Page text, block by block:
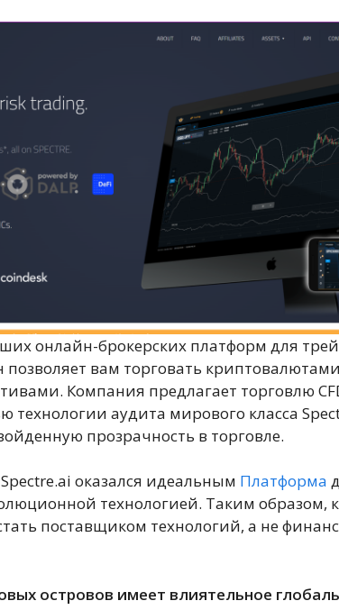
онлайн-брокерских платформ для
вам торговать
Компания предлагает торговлю
технологии аудита мирового класса
прозрачность в торговле.
оказался идеальным Платформа
технологией. Таким образом,
поставщиком технологий, а не
островов имеет влиятельное